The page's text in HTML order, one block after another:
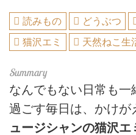
読みもの どうぶつ
猫沢エミ
天然ねこ生
なんでもない日常も一
過ごす毎日は、かけが
ュージシャンの猫沢